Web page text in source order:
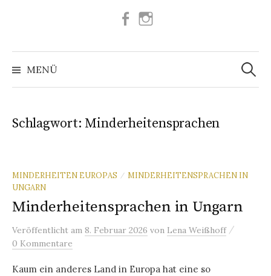
Facebook
MENÜ
Suchen
nach:
Schlagwort: Minderheitensprachen
MINDERHEITEN EUROPAS / MINDERHEITENSPRACHEN IN
UNGARN
Minderheitensprachen in Ungarn
Veröffentlicht am 8. Februar 2026 von Lena Weißhoff /
0 Kommentare
Kaum ein anderes Land in Europa hat eine so